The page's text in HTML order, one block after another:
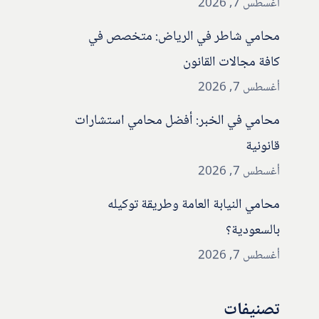
أغسطس 7, 2026
محامي شاطر في الرياض: متخصص في
كافة مجالات القانون
أغسطس 7, 2026
محامي في الخبر: أفضل محامي استشارات
قانونية
أغسطس 7, 2026
محامي النيابة العامة وطريقة توكيله
بالسعودية؟
أغسطس 7, 2026
تصنيفات